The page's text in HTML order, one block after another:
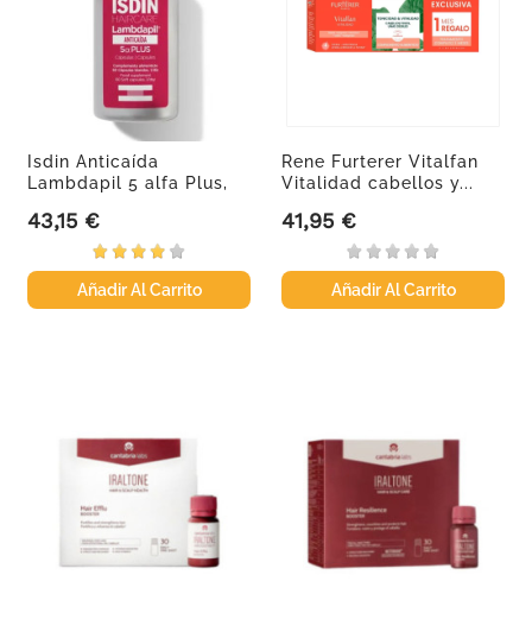
Isdin Anticaída
Lambdapil 5 alfa Plus,
Precio
43,15 €
Añadir Al Carrito
Rene Furterer Vitalfan
Vitalidad cabellos y...
Precio
41,95 €
Añadir Al Carrito